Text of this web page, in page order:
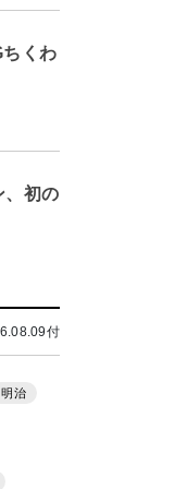
くわ
、初の
付
明治